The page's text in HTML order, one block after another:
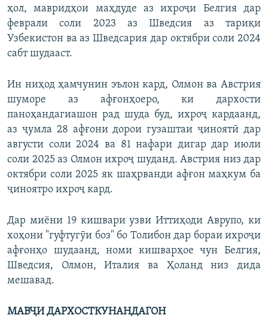
ҳол, мавридҳои маҳдуде аз ихроҷи Белгия дар
феврали соли 2023 аз Шведсия аз тариқи
Узбекистон ва аз Шведсария дар октябри соли 2024
сабт шудааст.
Ин ниҳод ҳамчунин эълон кард, Олмон ва Австрия
шуморе аз афғонҳоеро, ки дархости
паноҳандагиашон рад шуда буд, ихроҷ кардаанд,
аз ҷумла 28 афғони дорои гузаштаи ҷиноятӣ дар
августи соли 2024 ва 81 нафари дигар дар июли
соли 2025 аз Олмон ихроҷ шуданд. Австрия низ дар
октябри соли 2025 як шаҳрванди афғон маҳкум ба
ҷиноятро ихроҷ кард.
Дар миёни 19 кишвари узви Иттиҳоди Аврупо, ки
хоҳони "гуфтугӯи боз" бо Толибон дар бораи ихроҷи
афғонҳо шудаанд, номи кишварҳое чун Белгия,
Шведсия, Олмон, Италия ва Ҳоланд низ дида
мешавад.
МАВҶИ ДАРХОСТКУНАНДАГОН